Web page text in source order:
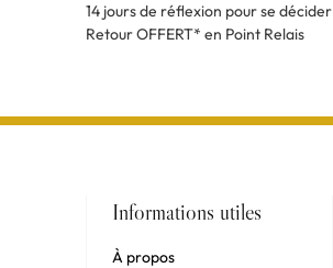
14 jours de réflexion pour se décider
Retour OFFERT* en Point Relais
Informations utiles
À propos